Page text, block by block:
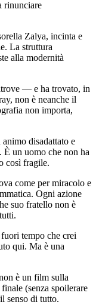
rinunciare
Zalya, incinta e
La struttura
alla modernità
— e ha trovato, in
non è neanche il
non importa,
disadattato e
È un uomo che non ha
così fragile.
come per miracolo e
Ogni azione
suo fratello non è
tempo che crei
qui. Ma è una
è un film sulla
(senza spoilerare
senso di tutto.